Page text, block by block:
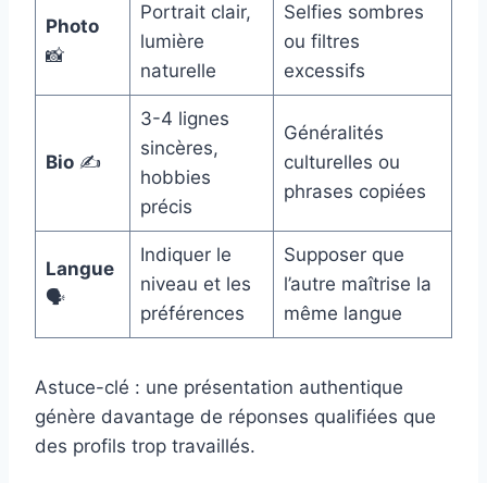
Photo
📸
Portrait clair,
lumière
naturelle
Selfies sombres
ou filtres
excessifs
Bio✍️
3-4 lignes
sincères,
hobbies
précis
Généralités
culturelles ou
phrases copiées
Langue
🗣️
Indiquer le
niveau et les
préférences
Supposer que
l’autre maîtrise la
même langue
Astuce-clé : une présentation authentique
génère davantage de réponses qualifiées que
des profils trop travaillés.